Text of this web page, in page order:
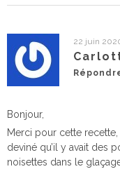
22 juin
Bonjour,
Merci pour cette recette,
deviné qu’il y avait des
noisettes dans le